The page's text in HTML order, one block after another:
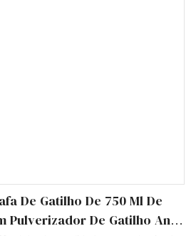
De Gatilho De 750 Ml De
Pulverizador De Gatilho Anti-